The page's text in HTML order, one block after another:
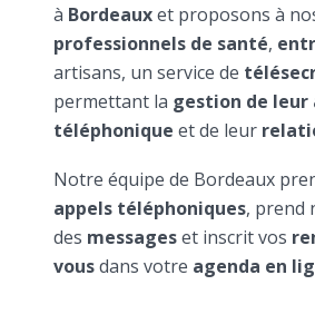
à Bordeauxet proposons à
professionnels de santé,
artisans, un service de
permettant la gestion de leur
téléphonique et de leur
Notre équipe de Bordeaux
appels téléphoniques, prend
des messageset inscrit vos
vousdans votre agenda en